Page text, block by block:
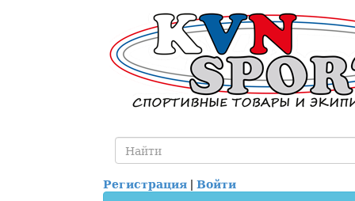
Регистрация | Войти